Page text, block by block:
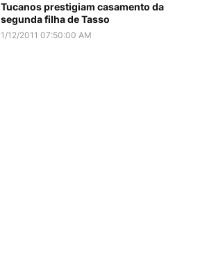
Tucanos prestigiam casamento da
segunda filha de Tasso
1/12/2011 07:50:00 AM